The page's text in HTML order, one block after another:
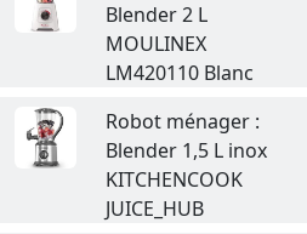
Blender 2 L
MOULINEX
LM420110 Blanc
Robot ménager :
Blender 1,5 L inox
KITCHENCOOK
JUICE_HUB